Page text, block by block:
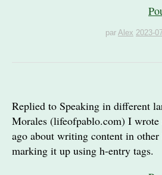
par Alex 2023-
Replied to Speaking in different
Morales (lifeofpablo.com) I wrote
ago about writing content in other
marking it up using h-entry tags.